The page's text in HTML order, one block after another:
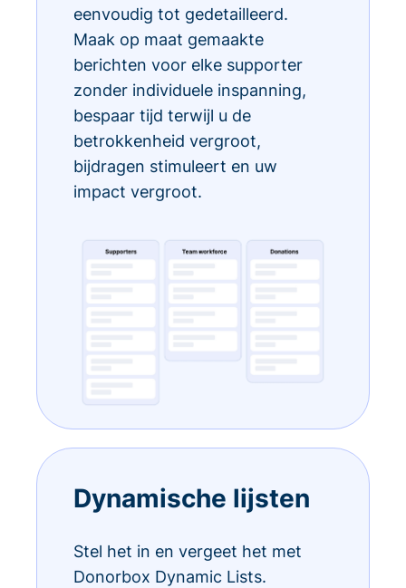
eenvoudig tot gedetailleerd.
Maak op maat gemaakte
berichten voor elke supporter
zonder individuele inspanning,
bespaar tijd terwijl u de
betrokkenheid vergroot,
bijdragen stimuleert en uw
impact vergroot.
Dynamische lijsten
Stel het in en vergeet het met
Donorbox Dynamic Lists.